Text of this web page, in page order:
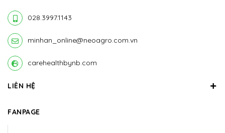
028.3997.1143
minhan_online@neoagro.com.vn
carehealthbynb.com
LIÊN HỆ
FANPAGE